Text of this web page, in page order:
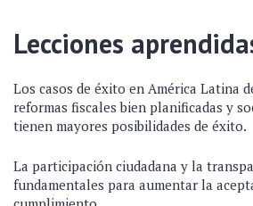
Lecciones
Los casos de éxito en América Latina
reformas fiscales bien planificadas y
tienen mayores posibilidades de éxito.
La participación ciudadana y la
fundamentales para aumentar la